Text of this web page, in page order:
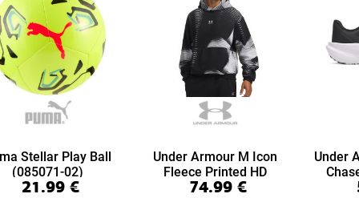
Stellar Play Ball
(085071-02)
21.99 €
Under Armour M Icon
Fleece Printed HD
(6016615-008)
74.99 €
Under